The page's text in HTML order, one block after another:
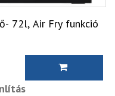
72l, Air Fry funkció